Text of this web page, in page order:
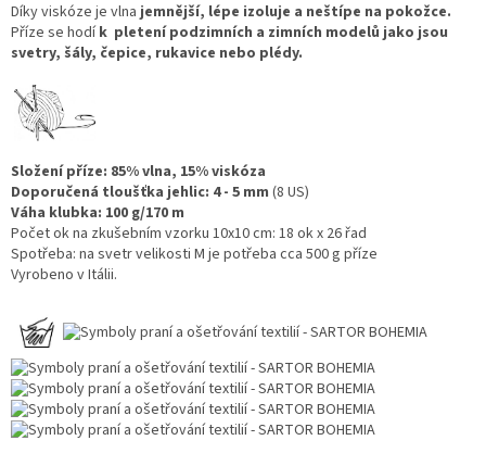
Díky viskóze je vlnajemnější, lépe izoluje a neštípe na pokožce.
Příze se hodík pletení podzimních a zimních modelů jako jsou
svetry, šály, čepice, rukavice nebo plédy.
Složení příze: 85% vlna, 15% viskóza
Doporučená tloušťka jehlic: 4 - 5 mm (8 US)
Váha klubka: 100 g/170 m
Počet ok na zkušebním vzorku 10x10 cm: 18 ok x 26 řad
Spotřeba: na svetr velikosti M je potřeba cca 500 g příze
Vyrobeno v Itálii.